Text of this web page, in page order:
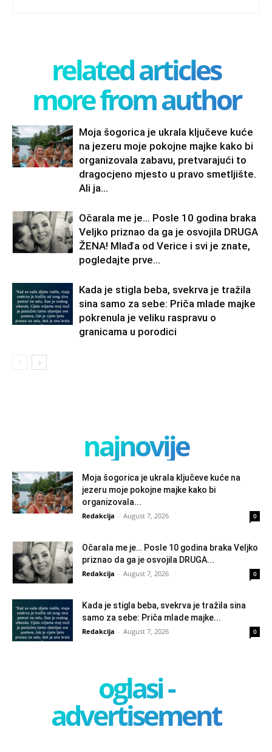
related articles
more from author
Moja šogorica je ukrala ključeve kuće
na jezeru moje pokojne majke kako bi
organizovala zabavu, pretvarajući to
dragocjeno mjesto u pravo smetljište.
Ali ja...
Očarala me je… Posle 10 godina braka
Veljko priznao da ga je osvojila DRUGA
ŽENA! Mlađa od Verice i svi je znate,
pogledajte prve...
Kada je stigla beba, svekrva je tražila
sina samo za sebe: Priča mlade majke
pokrenula je veliku raspravu o
granicama u porodici
najnovije
Moja šogorica je ukrala ključeve kuće na
jezeru moje pokojne majke kako bi
organizovala...
Redakcija - August 7, 2026 0
Očarala me je… Posle 10 godina braka Veljko
priznao da ga je osvojila DRUGA...
Redakcija - August 7, 2026 0
Kada je stigla beba, svekrva je tražila sina
samo za sebe: Priča mlade majke...
Redakcija - August 7, 2026 0
oglasi -
advertisement